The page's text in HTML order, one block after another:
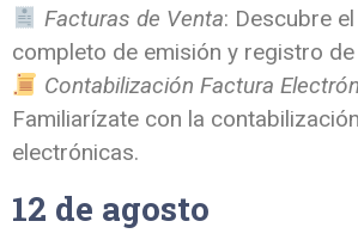
Facturas de Venta: Descubre
completo de emisión y registro
Contabilización Factura
Familiarízate con la
electrónicas.
12 de agosto